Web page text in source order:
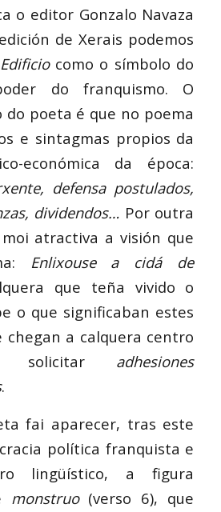
o editor Gonzalo Navaza
de Xerais podemos
Edificiocomo o símbolo do
do franquismo. O
poeta é que no poema
e sintagmas propios da
económica da época:
defensa postulados,
dividendos… Por outra
atractiva a visión que
Enlixouse a cidá de
que teña vivido o
o que significaban estes
chegan a calquera centro
solicitar adhesiones
.
fai aparecer, tras este
política franquista e
lingüístico, a figura
monstruo (verso 6), que